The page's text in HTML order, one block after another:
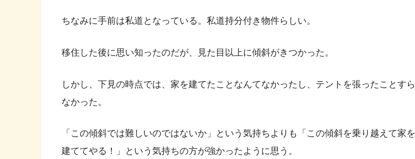
ちなみに手前は私道となっている。私道持分付き物件らしい。
移住した後に思い知ったのだが、見た目以上に傾斜がきつかった。
しかし、下見の時点では、家を建てたことなんてなかったし、テントを張ったことすら
なかった。
「この傾斜では難しいのではないか」という気持ちよりも「この傾斜を乗り越えて家を
建ててやる！」という気持ちの方が強かったように思う。